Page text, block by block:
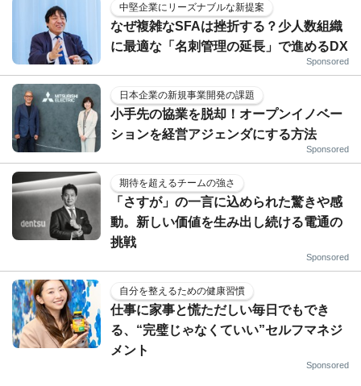
中堅企業にリーズナブルな新提案
なぜ複雑なSFAは挫折する？少人数組織
に最適な「名刺管理の延長」で進めるDX
Sponsored
日本企業の新規事業開発の課題
小手先の協業を脱却！オープンイノベー
ションを経営アジェンダにする方法
Sponsored
期待を超えるチームの強さ
「さすが」の一言に込められた驚きや感
動。新しい価値を生み出し続ける電通の
挑戦
Sponsored
自分を整えるための健康習慣
仕事に家事と慌ただしい毎日でもでき
る、“完璧じゃなくていい”セルフマネジ
メント
Sponsored